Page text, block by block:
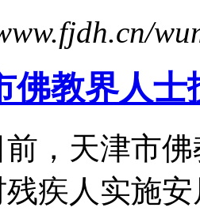
佛教界人
天津市佛
疾人实施